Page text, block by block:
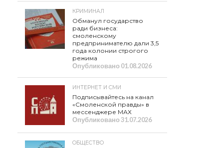
КРИМИНАЛ
Обманул государство
ради бизнеса:
смоленскому
предпринимателю дали 3,5
года колонии строгого
режима
Опубликовано01.08.2026
ИНТЕРНЕТ И СМИ
Подписывайтесь на канал
«Смоленской правды» в
мессенджере МАХ
Опубликовано31.07.2026
ОБЩЕСТВО